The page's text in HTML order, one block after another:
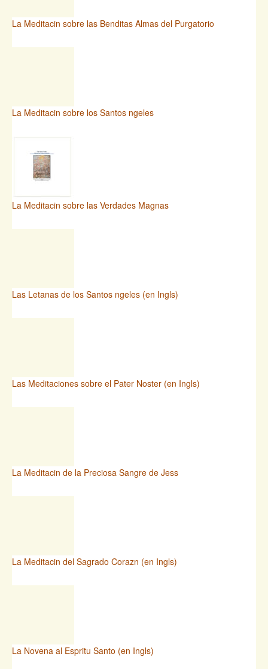
La Meditacin sobre las Benditas Almas del Purgatorio
La Meditacin sobre los Santos ngeles
La Meditacin sobre las Verdades Magnas
Las Letanas de los Santos ngeles (en Ingls)
Las Meditaciones sobre el Pater Noster (en Ingls)
La Meditacin de la Preciosa Sangre de Jess
La Meditacin del Sagrado Corazn (en Ingls)
La Novena al Espritu Santo (en Ingls)